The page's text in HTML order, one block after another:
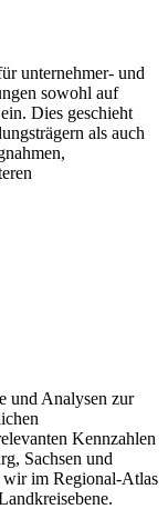
unternehmer- und
sowohl auf
Dies geschieht
als auch
und Analysen zur
Kennzahlen
Sachsen und
wir im Regional-Atlas